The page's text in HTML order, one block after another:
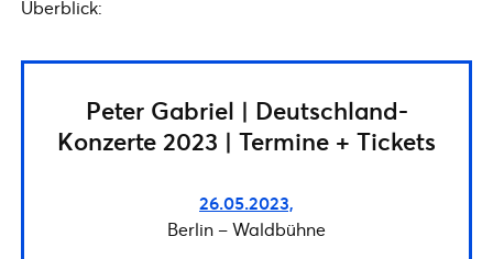
Überblick:
Peter Gabriel | Deutschland-
Konzerte 2023 | Termine + Tickets
26.05.2023,
Berlin – Waldbühne